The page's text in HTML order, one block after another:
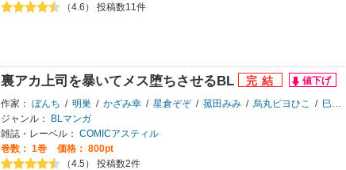
（4.6） 投稿数11件
裏アカ上司を暴いてメス堕ちさせるBL
作家： ぼんち / 明巣 / かざみ幸 / 星倉ぞぞ / 菰田みみ / 烏丸ピヨひこ / 巳蛇百にけ
ジャンル：
BLマンガ
雑誌・レーベル： COMICアスティル
巻数： 1巻
価格： 800pt
（4.5） 投稿数2件